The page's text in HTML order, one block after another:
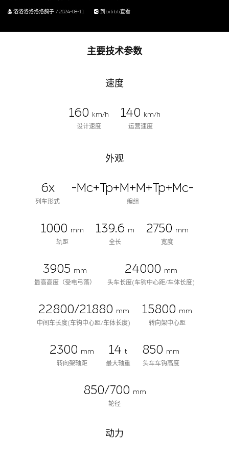
到bilibli查看
洛洛洛洛洛洛鸽子 / 2024-08-11
主要技术参数
速度
160
km/h
设计速度
140
km/h
运营速度
外观
6x
列车形式
-Mc+Tp+M+M+Tp+Mc-
编组
1000 mm
轨距
139.6 m
全长
2750 mm
宽度
3905 mm
最高高度（受电弓落）
24000 mm
头车长度(车钩中心距/车体长度)
22800/21880 mm
中间车长度(车钩中心距/车体长度)
15800 mm
转向架中心距
2300 mm
转向架轴距
14 t
最大轴重
850 mm
头车车钩高度
850/700 mm
轮径
动力